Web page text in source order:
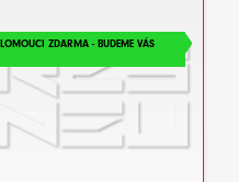
ZDARMA - BUDEME VÁS